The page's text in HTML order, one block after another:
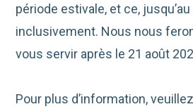
période estivale, et ce,
inclusivement. Nous nous
vous servir après le 21 août
Pour plus d’information,